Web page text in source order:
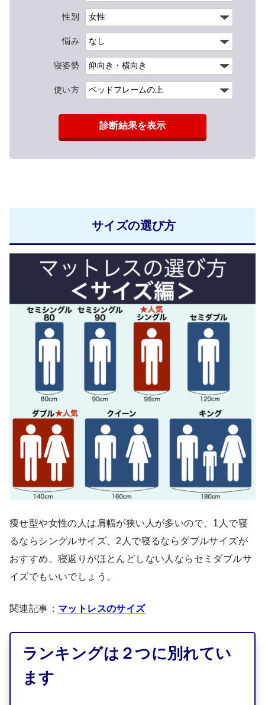
性別
悩み
寝姿勢
使い方
診断結果を表示
サイズの選び方
痩せ型や女性の人は肩幅が狭い人が多いので、1人で寝
るならシングルサイズ、2人で寝るならダブルサイズが
おすすめ。寝返りがほとんどしない人ならセミダブルサ
イズでもいいでしょう。
関連記事： マットレスのサイズ
ランキングは２つに別れてい
ます